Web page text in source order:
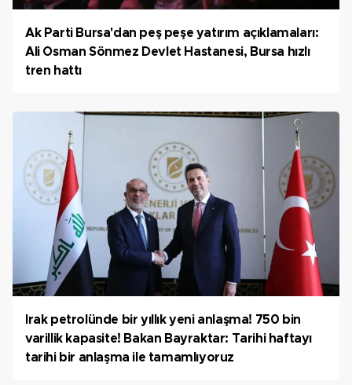
Ak Parti Bursa'dan peş peşe yatırım açıklamaları:
Ali Osman Sönmez Devlet Hastanesi, Bursa hızlı
tren hattı
Irak petrolünde bir yıllık yeni anlaşma! 750 bin
varillik kapasite! Bakan Bayraktar: Tarihi haftayı
tarihi bir anlaşma ile tamamlıyoruz